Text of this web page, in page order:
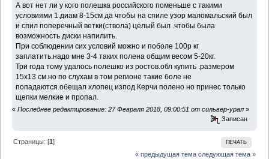
А вот нет ли у кого полешка российского поменьше с такими
условиями 1.диам 8-15см да чтобы на спиле узор маломальский был
и спил поперечный ветки(ствола) целый был .чтобы была
возможность диски напилить.
При соблюдении сих условий можно и поболе 100р кг
заплатить.надо мне 3-4 таких полена общим весом 5-20кг.
Три года тому удалось полешко из ростов.обл купить .размером
15х13 см.но по слухам в том регионе такие боле не
попадаются.обещал хлопец изпод Керчи полено но принес только
щепки мелкие и пропал.
« Последнее редактирование: 27 Февраля 2018, 09:00:51 от сильвер-урал »
Записан
ПЕЧАТЬ
Страницы: [1]
« предыдущая тема следующая тема »